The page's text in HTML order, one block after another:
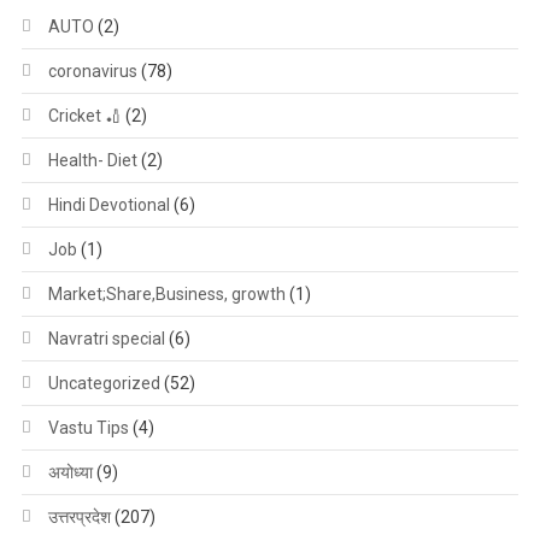
AUTO (2)
coronavirus (78)
Cricket 🏏 (2)
Health- Diet(2)
Hindi Devotional (6)
Job (1)
Market;Share,Business, growth (1)
Navratri special (6)
Uncategorized (52)
Vastu Tips (4)
अयोध्या(9)
उत्तरप्रदेश(207)